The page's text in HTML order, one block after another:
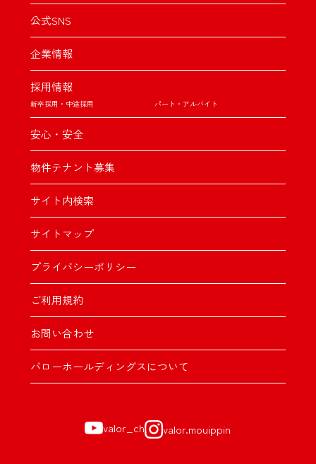
公式SNS
企業情報
採用情報
新卒採用・中途採用 パート・アルバイト
安心・安全
物件テナント募集
サイト内検索
サイトマップ
プライバシーポリシー
ご利用規約
お問い合わせ
バローホールディングスについて
valor_ch valor.mouippin